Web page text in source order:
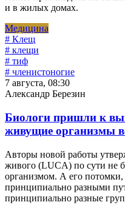
и в жилых домах.
Медицина
# Клещ
# клещи
# тиф
# членистоногие
7 августа, 08:30
Александр Березин
Биологи пришли к
живущие организмы
Авторы новой работы
живого (LUCA) по сути не
организмом. А его
принципиально разными
принципиально разные